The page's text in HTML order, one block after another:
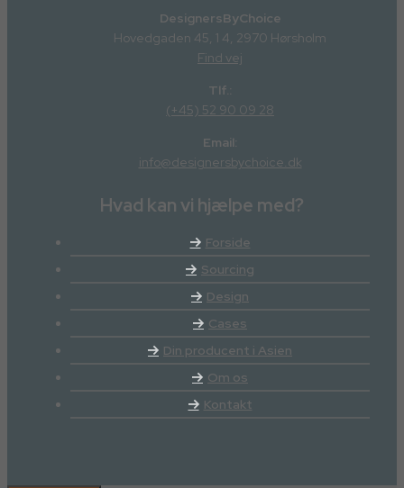
DesignersByChoice
Hovedgaden 45, 1 4, 2970 Hørsholm
Find vej
Tlf.:
(+45) 52 90 09 28
Email:
info@designersbychoice.dk
Hvad kan vi hjælpe med?
Forside
Sourcing
Design
Cases
Din producent i Asien
Om os
Kontakt